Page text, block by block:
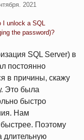
2021
I unlock a SQL
the password)?
SQL Server) в
постоянно
в причины, скажу
Это была
быстро
Нам
Поэтому
длительную